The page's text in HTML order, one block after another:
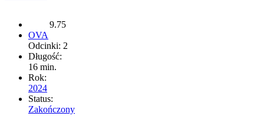
9.75
OVA
Odcinki: 2
Długość:
16 min.
Rok:
2024
Status:
Zakończony